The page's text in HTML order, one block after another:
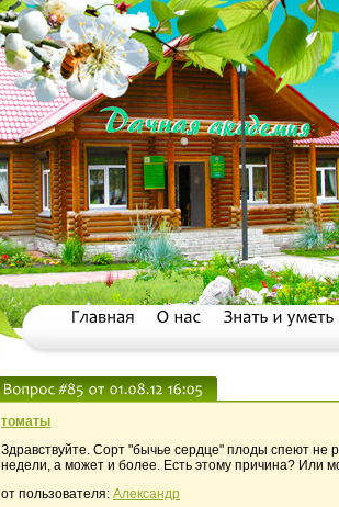
томаты
Здравствуйте. Сорт "бычье сердце" плоды спеют не
недели, а может и более. Есть этому причина? Или
от пользователя: Александр